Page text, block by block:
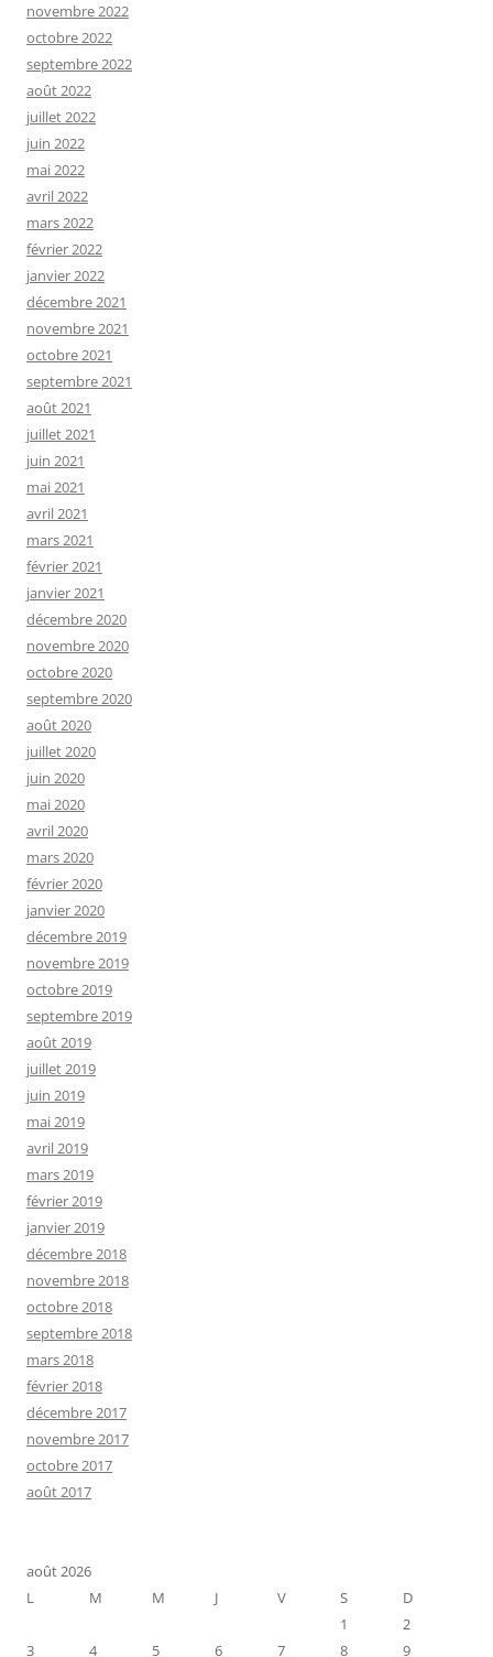
novembre 2022
octobre 2022
septembre 2022
août 2022
juillet 2022
juin 2022
mai 2022
avril 2022
mars 2022
février 2022
janvier 2022
décembre 2021
novembre 2021
octobre 2021
septembre 2021
août 2021
juillet 2021
juin 2021
mai 2021
avril 2021
mars 2021
février 2021
janvier 2021
décembre 2020
novembre 2020
octobre 2020
septembre 2020
août 2020
juillet 2020
juin 2020
mai 2020
avril 2020
mars 2020
février 2020
janvier 2020
décembre 2019
novembre 2019
octobre 2019
septembre 2019
août 2019
juillet 2019
juin 2019
mai 2019
avril 2019
mars 2019
février 2019
janvier 2019
décembre 2018
novembre 2018
octobre 2018
septembre 2018
mars 2018
février 2018
décembre 2017
novembre 2017
octobre 2017
août 2017
août 2026
L
M M J V S
D
1
2
3
4 5 6 7 8 9